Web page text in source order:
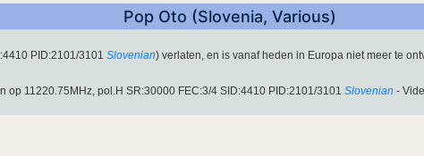
Pop Oto (Slovenia, Various)
PID:2101/3101 Slovenian) verlaten, en is vanaf heden in Europa niet meer te
op 11220.75MHz, pol.H SR:30000 FEC:3/4 SID:4410 PID:2101/3101 Slovenian -